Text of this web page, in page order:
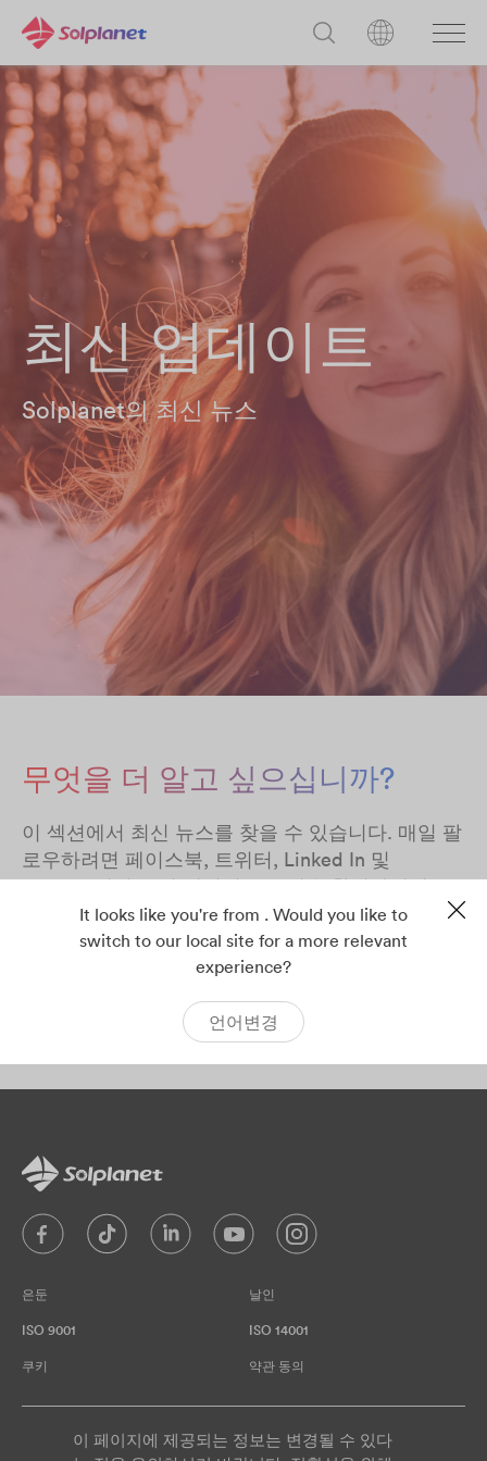
최신 업데이트
Solplanet의 최신 뉴스
무엇을 더 알고 싶으십니까?
이 섹션에서 최신 뉴스를 찾을 수 있습니다. 매일 팔
로우하려면 페이스북, 트위터, Linked In 및
Youtube에서 소셜 미디어 프로필을 확인하십시오
Success Case
은둔 날인
ISO 9001 ISO 14001
쿠키 약관 동의
이 페이지에 제공되는 정보는 변경될 수 있다
It looks like you're from . Would you like to
switch to our local site for a more relevant
experience?
언어변경